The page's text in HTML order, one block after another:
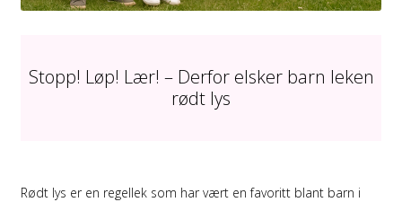
Stopp! Løp! Lær! – Derfor elsker barn leken
rødt lys
Rødt lys er en regellek som har vært en favoritt blant barn i